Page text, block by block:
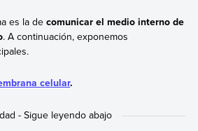
es la de comunicar el medio interno de
. A continuación, exponemos
celular.